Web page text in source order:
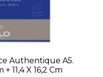
Authentique A5.
+ 11,4 X 16,2 Cm